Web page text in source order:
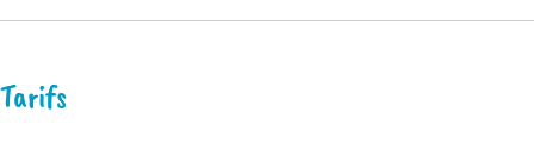
Tarifs